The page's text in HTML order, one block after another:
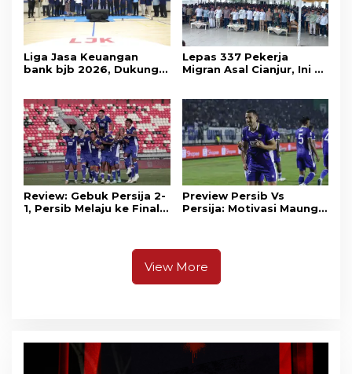
Liga Jasa Keuangan
bank bjb 2026, Dukung
Lepas 337 Pekerja
Migran Asal Cianjur, Ini 3
Review: Gebuk Persija 2-
1, Persib Melaju ke Final
Preview Persib Vs
Persija: Motivasi Maung
View More